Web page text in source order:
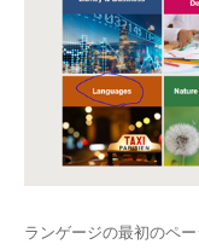
ランゲージの最初のペ